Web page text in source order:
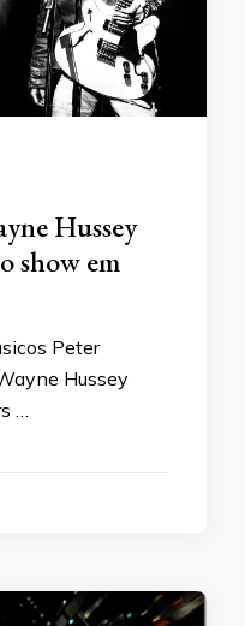
Hussey
show em
Peter
Hussey
…